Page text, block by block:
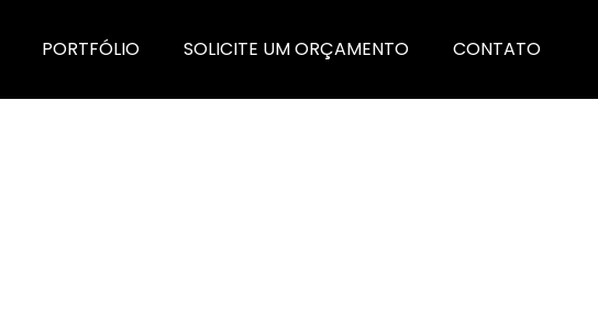
PORTFÓLIO SOLICITE UM ORÇAMENTO CONTATO